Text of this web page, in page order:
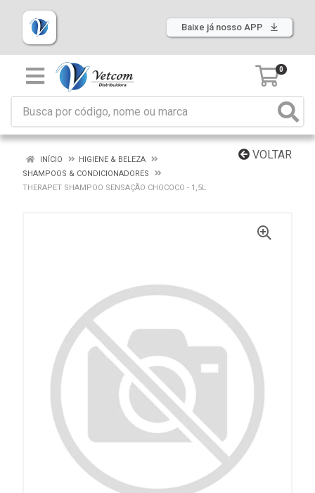
Baixe já nosso APP
0
VOLTAR
INÍCIO
HIGIENE & BELEZA
SHAMPOOS & CONDICIONADORES
THERAPET SHAMPOO SENSAÇÃO CHOCOCO - 1,5L